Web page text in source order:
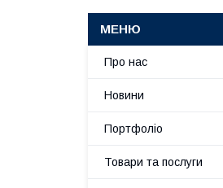
Про нас
Новини
Портфоліо
Товари та послуги